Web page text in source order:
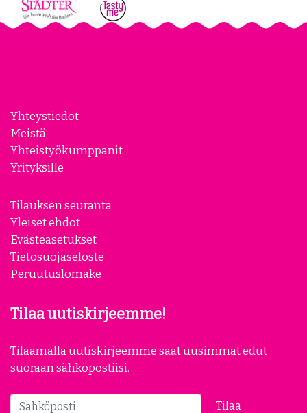
Yhteystiedot
Meistä
Yhteistyökumppanit
Yrityksille
Tilauksen seuranta
Yleiset ehdot
Evästeasetukset
Tietosuojaseloste
Peruutuslomake
Tilaa uutiskirjeemme!
Tilaamalla uutiskirjeemme saat uusimmat edut
suoraan sähköpostiisi.
Tilaa